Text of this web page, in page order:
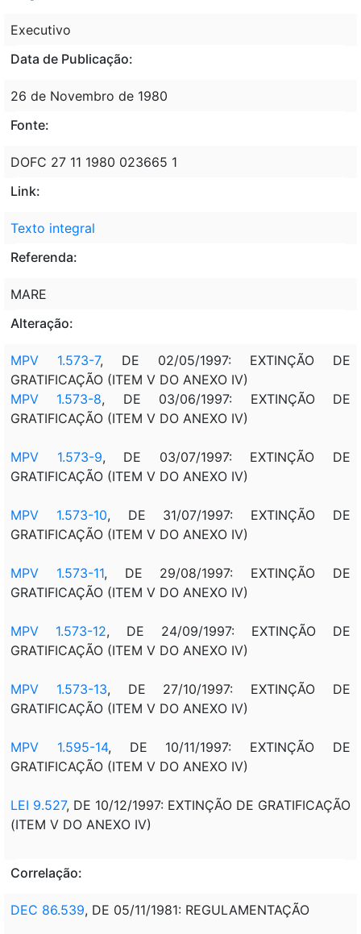
Executivo
Data de Publicação:
26 de Novembro de 1980
Fonte:
DOFC 27 11 1980 023665 1
Link:
Texto integral
Referenda:
MARE
Alteração:
MPV 1.573-7, DE 02/05/1997: EXTINÇÃO DE
GRATIFICAÇÃO (ITEM V DO ANEXO IV)
MPV 1.573-8, DE 03/06/1997: EXTINÇÃO DE
GRATIFICAÇÃO (ITEM V DO ANEXO IV)
MPV 1.573-9, DE 03/07/1997: EXTINÇÃO DE
GRATIFICAÇÃO (ITEM V DO ANEXO IV)
MPV 1.573-10, DE 31/07/1997: EXTINÇÃO DE
GRATIFICAÇÃO (ITEM V DO ANEXO IV)
MPV 1.573-11, DE 29/08/1997: EXTINÇÃO DE
GRATIFICAÇÃO (ITEM V DO ANEXO IV)
MPV 1.573-12, DE 24/09/1997: EXTINÇÃO DE
GRATIFICAÇÃO (ITEM V DO ANEXO IV)
MPV 1.573-13, DE 27/10/1997: EXTINÇÃO DE
GRATIFICAÇÃO (ITEM V DO ANEXO IV)
MPV 1.595-14, DE 10/11/1997: EXTINÇÃO DE
GRATIFICAÇÃO (ITEM V DO ANEXO IV)
LEI 9.527, DE 10/12/1997: EXTINÇÃO DE GRATIFICAÇÃO
(ITEM V DO ANEXO IV)
Correlação:
DEC 86.539, DE 05/11/1981: REGULAMENTAÇÃO